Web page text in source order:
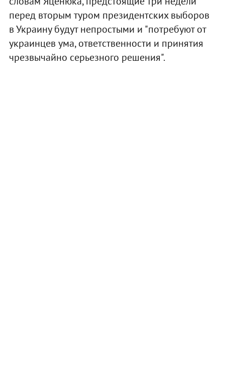
перед вторым туром президентских выборов
в Украину будут непростыми и "потребуют от
украинцев ума, ответственности и принятия
чрезвычайно серьезного решения".